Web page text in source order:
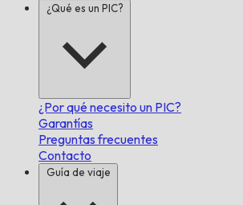
¿Qué es un PIC?
¿Por qué necesito un PIC?
Garantías
Preguntas frecuentes
Contacto
Guía de viaje